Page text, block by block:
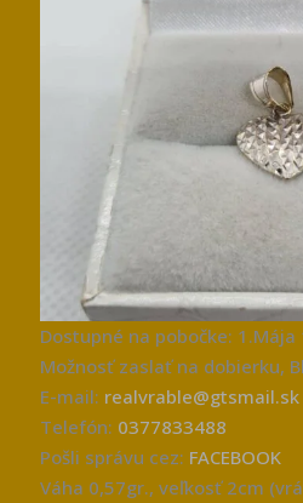
Dostupné na pobočke: 1.Mája
Možnosť zaslať na dobierku,
E-mail: realvrable@gtsmail.sk
Telefón: 0377833488
Pošli správu cez: FACEBOOK
Váha 0,57gr., veľkosť 2cm